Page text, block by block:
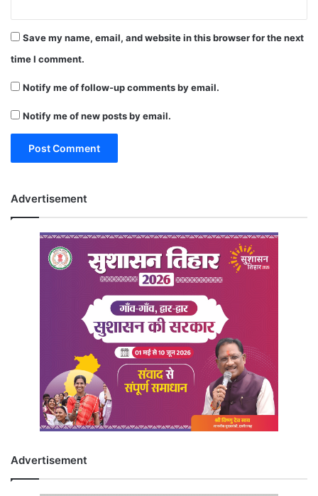
Save my name, email, and website in this browser for the next
time I comment.
Notify me of follow-up comments by email.
Notify me of new posts by email.
Advertisement
Advertisement